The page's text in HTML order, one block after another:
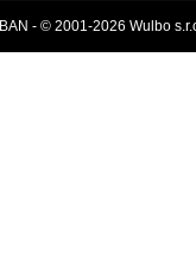
- © 2001-2026 Wulbo